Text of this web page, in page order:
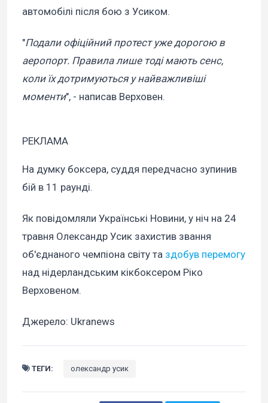
автомобілі після бою з Усиком.
"Подали офіційний протест уже дорогою в
аеропорт. Правила лише тоді мають сенс,
коли їх дотримуються у найважливіші
моменти", - написав Верховен.
РЕКЛАМА
На думку боксера, суддя передчасно зупинив
бій в 11 раунді.
Як повідомляли Українські Новини, у ніч на 24
травня Олександр Усик захистив звання
об'єднаного чемпіона світу та здобув перемогу
над нідерландським кікбоксером Ріко
Верховеном.
Джерело: Ukranews
ТЕГИ: олександр усик